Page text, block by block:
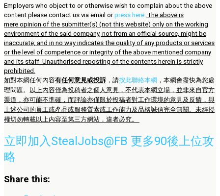
Employers who object to or otherwise wish to complain about the above
content please contact us via email orpress here. The above is
mere opinion of the submitter(s) (not this website) only on the working
environment of the said company, not from an official source, might be
inaccurate, and in no way indicates the quality of any products or services
or the level of competence or integrity of the above mentioned company
and its staff. Unauthorised reposting of the contents herein is strictly
prohibited.
如對本網任何內容有任何意見或投訴 ，請按此聯絡本網 ，本網會盡快為您處
理問題。
以上內容僅為投稿者之個人意見，不代表本網立場，並非來自官方
渠道，亦可能不準確，而評論亦僅限於投稿者對工作環境的意見及反饋，與
上述公司的員工或產品或服務質素或工作能力及品格誠信完全無關。未經授
權切勿轉載以上內容至第三方網站，違者必究。
立即加入StealJobs@FB 更多90後上位攻
略
Share this: